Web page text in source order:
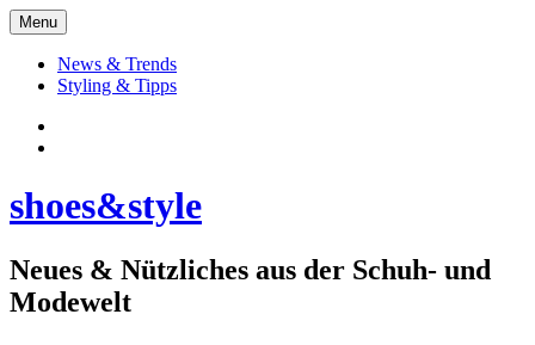
Skip
to
content
Menu
News & Trends
Styling & Tipps
shoes&style
Neues & Nützliches aus der Schuh- und
Modewelt